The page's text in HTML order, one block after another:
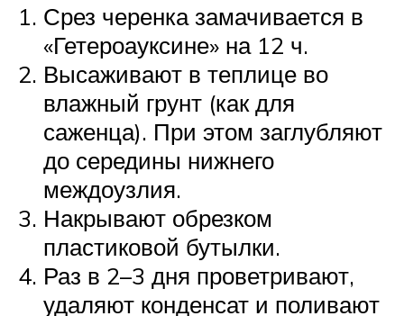
Срез черенка замачивается в
«Гетероауксине» на 12 ч.
Высаживают в теплице во
влажный грунт (как для
саженца). При этом заглубляют
до середины нижнего
междоузлия.
Накрывают обрезком
пластиковой бутылки.
Раз в 2–3 дня проветривают,
удаляют конденсат и поливают